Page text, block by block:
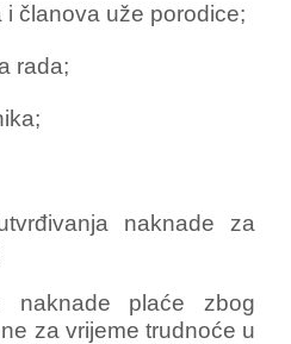
i članova uže porodice;
rada;
naknade za
plaće zbog
za vrijeme trudnoće u